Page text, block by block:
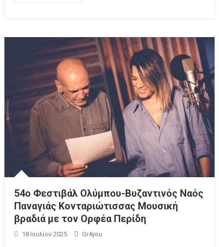
54ο Φεστιβάλ Ολύμπου-Βυζαντινός Ναός
Παναγιάς Κονταριώτισσας Μουσική
βραδιά με τον Ορφέα Περίδη
18 Ιουλίου 2025 Gr4you